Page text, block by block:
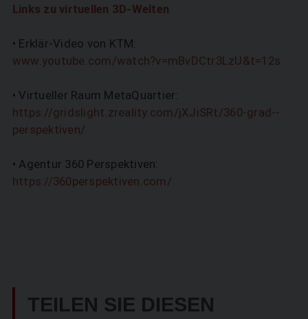
Links zu virtuellen 3D-Welten
• Erklär-Video von KTM:
www.youtube.com/watch?v=mBvDCtr3LzU&t=12s
• Virtueller Raum MetaQuartier:
https://gridslight.zreality.com/jXJiSRt/360-grad-­
perspektiven/
• Agentur 360 Perspektiven:
https://360perspektiven.com/
TEILEN SIE DIESEN